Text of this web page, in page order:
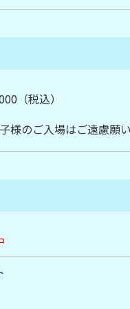
（税込）
様のご入場はご遠慮願